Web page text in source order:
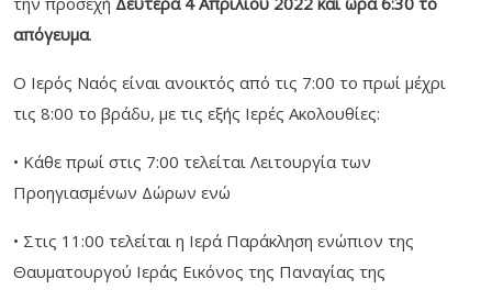
απόγευμα.
Ο Ιερός Ναός είναι ανοικτός από τις 7:00 το πρωί μέχρι
τις 8:00 το βράδυ, με τις εξής Ιερές Ακολουθίες:
• Κάθε πρωί στις 7:00 τελείται Λειτουργία των
Προηγιασμένων Δώρων ενώ
• Στις 11:00 τελείται η Ιερά Παράκληση ενώπιον της
Θαυματουργού Ιεράς Εικόνος της Παναγίας της